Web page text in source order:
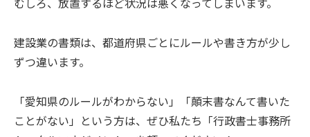
建設業の書類は、都道府県ごとにルールや書き方が少し
ずつ違います。
「愛知県のルールがわからない」「顛末書なんて書いた
ことがない」という方は、ぜひ私たち「行政書士事務所